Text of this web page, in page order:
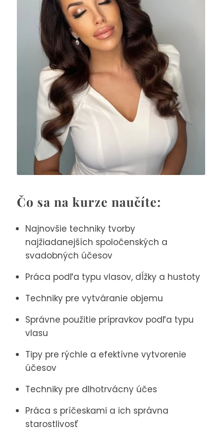
Čo sa na kurze naučíte:
Najnovšie techniky tvorby
najžiadanejších spoločenských a
svadobných účesov
Práca podľa typu vlasov, dĺžky a hustoty
Techniky pre vytváranie objemu
Správne použitie prípravkov podľa typu
vlasu
Tipy pre rýchle a efektívne vytvorenie
účesov
Techniky pre dlhotrvácny účes
Práca s príčeskami a ich správna
starostlivosť